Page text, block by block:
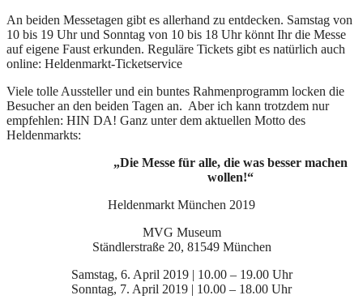
An beiden Messetagen gibt es allerhand zu entdecken. Samstag von
10 bis 19 Uhr und Sonntag von 10 bis 18 Uhr könnt Ihr die Messe
auf eigene Faust erkunden. Reguläre Tickets gibt es natürlich auch
online: Heldenmarkt-Ticketservice
Viele tolle Aussteller und ein buntes Rahmenprogramm locken die
Besucher an den beiden Tagen an. Aber ich kann trotzdem nur
empfehlen: HIN DA! Ganz unter dem aktuellen Motto des
Heldenmarkts:
„Die Messe für alle, die was besser machen
wollen!“
Heldenmarkt München 2019
MVG Museum
Ständlerstraße 20, 81549 München
Samstag, 6. April 2019 | 10.00 – 19.00 Uhr
Sonntag, 7. April 2019 | 10.00 – 18.00 Uhr